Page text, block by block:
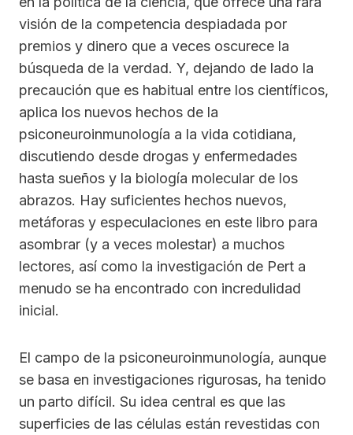
visión de la competencia despiadada por
premios y dinero que a veces oscurece la
búsqueda de la verdad. Y, dejando de lado la
precaución que es habitual entre los científicos,
aplica los nuevos hechos de la
psiconeuroinmunología a la vida cotidiana,
discutiendo desde drogas y enfermedades
hasta sueños y la biología molecular de los
abrazos. Hay suficientes hechos nuevos,
metáforas y especulaciones en este libro para
asombrar (y a veces molestar) a muchos
lectores, así como la investigación de Pert a
menudo se ha encontrado con incredulidad
inicial.
El campo de la psiconeuroinmunología, aunque
se basa en investigaciones rigurosas, ha tenido
un parto difícil. Su idea central es que las
superficies de las células están revestidas con